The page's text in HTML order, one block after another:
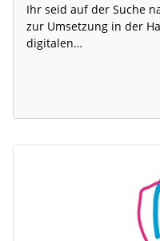
Ihr seid auf der Suche
zur Umsetzung in der
digitalen…